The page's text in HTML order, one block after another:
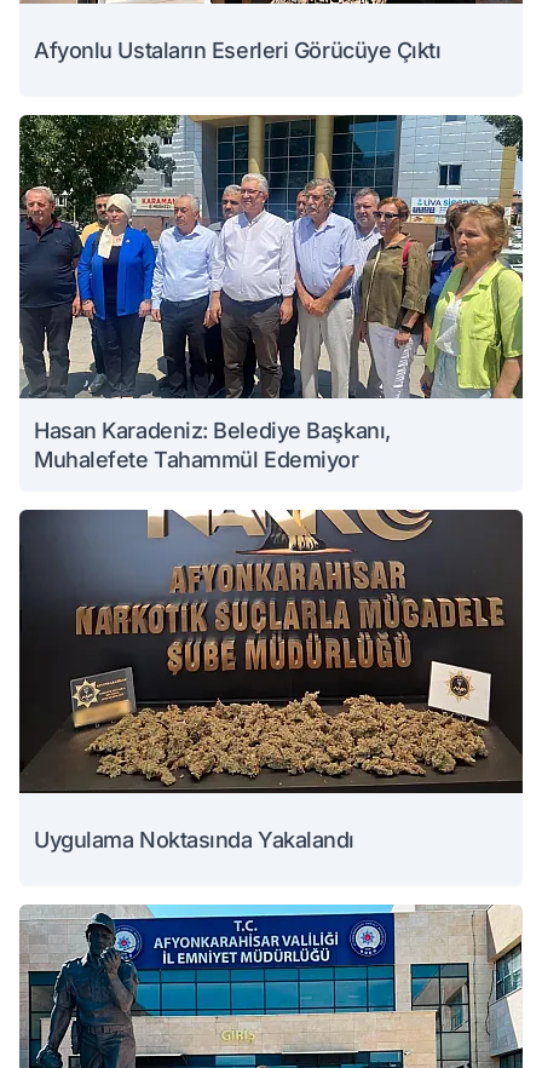
Afyonlu Ustaların Eserleri Görücüye Çıktı
Hasan Karadeniz: Belediye Başkanı,
Muhalefete Tahammül Edemiyor
Uygulama Noktasında Yakalandı